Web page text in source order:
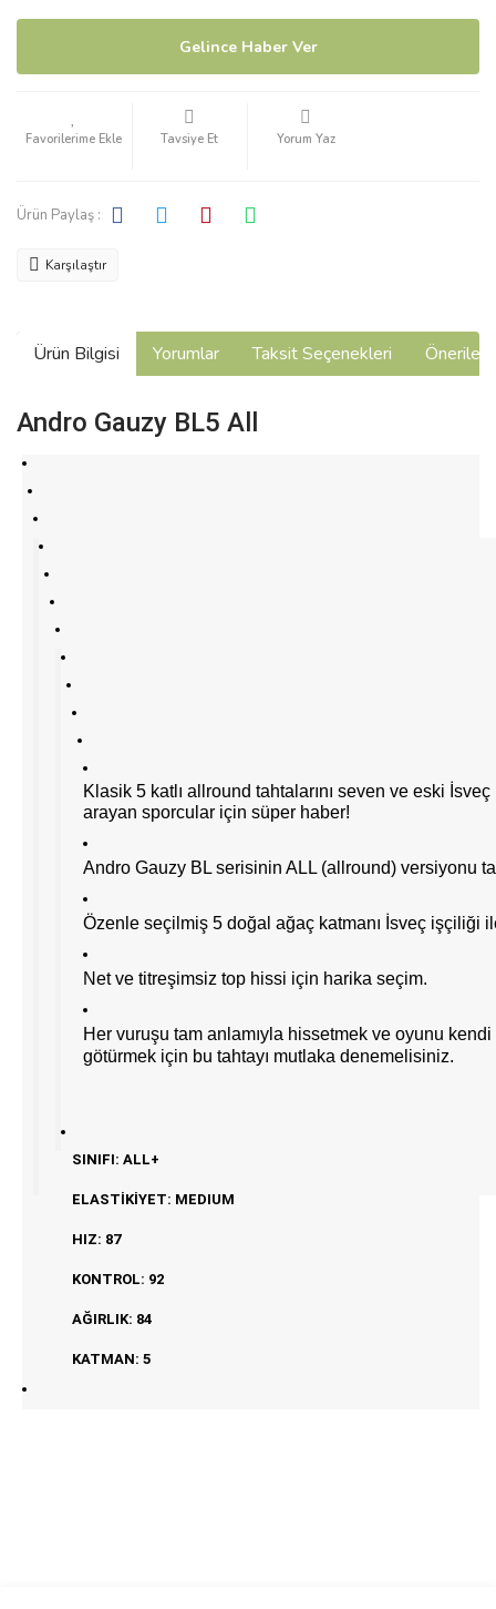
Gelince Haber Ver
Tavsiye Et Yorum Yaz
Ürün Paylaş :
Karşılaştır
Ürün Bilgisi Yorumlar Taksit Seçenekleri
Andro Gauzy BL5 All
Klasik 5 katlı allround tahtalarını seven ve eski
arayan sporcular için süper haber!
Andro Gauzy BL serisinin ALL (allround) versiyonu
Özenle seçilmiş 5 doğal ağaç katmanı İsveç işçiliği
Net ve titreşimsiz top hissi için harika seçim.
Her vuruşu tam anlamıyla hissetmek ve oyunu
götürmek için bu tahtayı mutlaka denemelisiniz.
SINIFI: ALL+
ELASTİKİYET: MEDIUM
HIZ: 87
KONTROL: 92
AĞIRLIK: 84
KATMAN: 5